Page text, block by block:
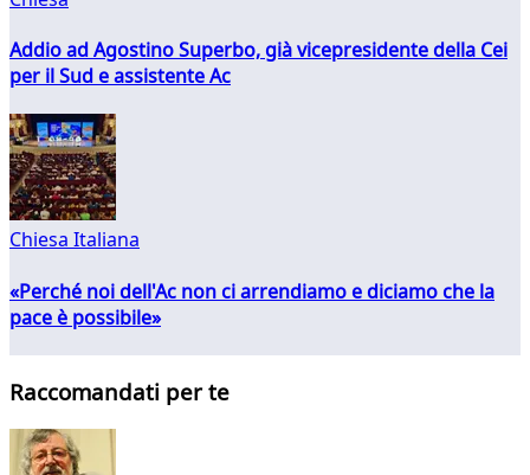
Addio ad Agostino Superbo, già vicepresidente della Cei
per il Sud e assistente Ac
Chiesa Italiana
«Perché noi dell'Ac non ci arrendiamo e diciamo che la
pace è possibile»
Raccomandati per te